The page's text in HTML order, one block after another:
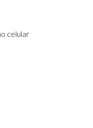
celular